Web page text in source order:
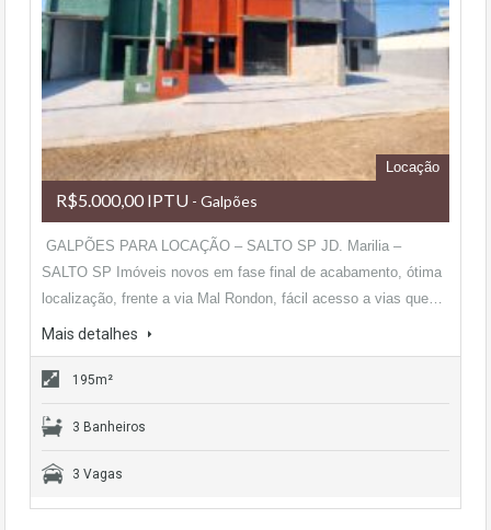
Locação
R$5.000,00 IPTU - Galpões
GALPÕES PARA LOCAÇÃO – SALTO SP JD. Marilia –
SALTO SP Imóveis novos em fase final de acabamento, ótima
localização, frente a via Mal Rondon, fácil acesso a vias que…
Mais detalhes
195m²
3 Banheiros
3 Vagas